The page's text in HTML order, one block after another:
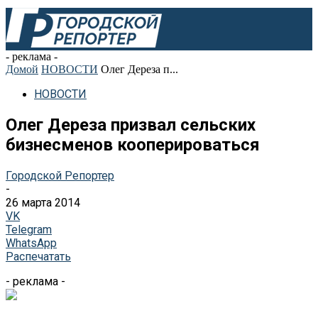
- реклама -
Домой НОВОСТИ Олег Дереза п...
НОВОСТИ
Олег Дереза призвал сельских
бизнесменов кооперироваться
Городской Репортер
-
26 марта 2014
VK
Telegram
WhatsApp
Распечатать
- реклама -